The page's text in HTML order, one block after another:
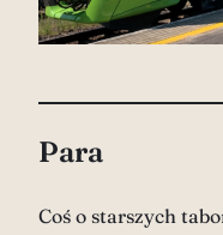
Para
Coś o starszych